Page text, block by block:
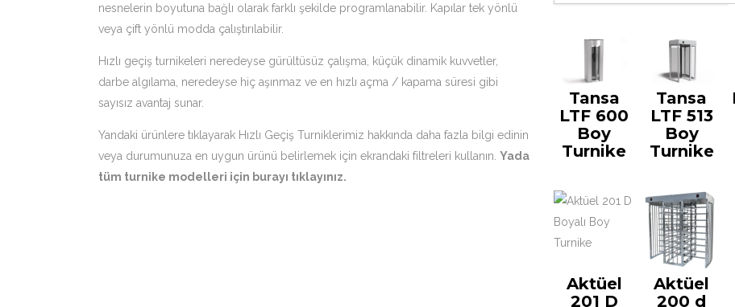
nesnelerin boyutuna bağlı olarak farklı şekilde programlanabilir. Kapılar tek yönlü
veya çift yönlü modda çalıştırılabilir.
Hızlı geçiş turnikeleri neredeyse gürültüsüz çalışma, küçük dinamik kuvvetler,
darbe algılama, neredeyse hiç aşınmaz ve en hızlı açma / kapama süresi gibi
sayısız avantaj sunar.
Yandaki ürünlere tıklayarak Hızlı Geçiş Turniklerimiz hakkında daha fazla bilgi edinin
veya durumunuza en uygun ürünü belirlemek için ekrandaki filtreleri kullanın. Yada
tüm turnike modelleri için burayı tıklayınız.
Tansa
LTF 600
Boy
Turnike
Tansa
LTF 513
Boy
Turnike
Aktüel
201 D
Aktüel
200 d